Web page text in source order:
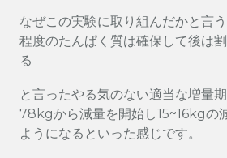
なぜこの実験に取り組んだかと言
程度のたんぱく質は確保して後は
る
と言ったやる気のない適当な増量
78kgから減量を開始し15~16kgの
ようになるといった感じです。